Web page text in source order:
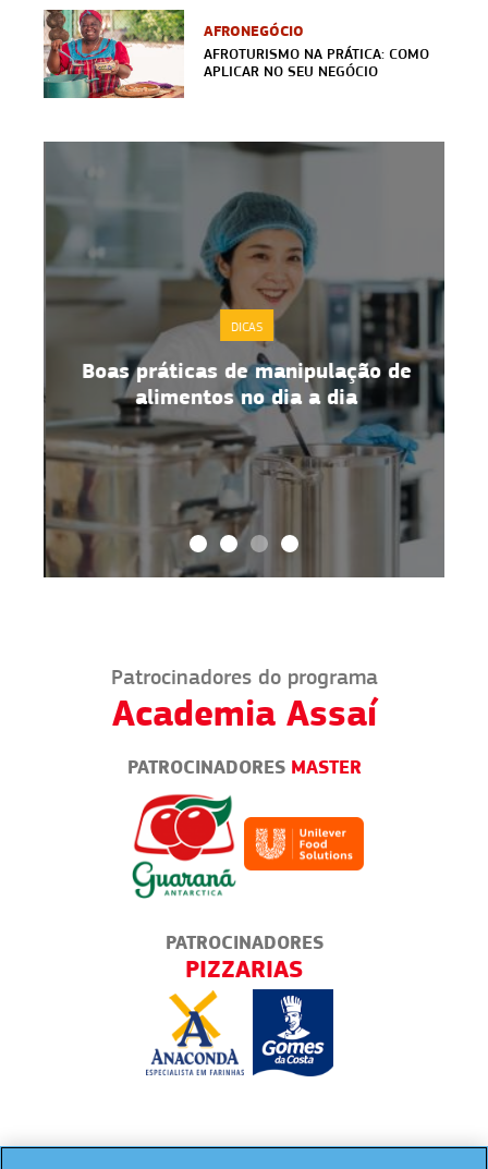
AFRONEGÓCIO
AFROTURISMO NA PRÁTICA: COMO
APLICAR NO SEU NEGÓCIO
DICAS
Boas práticas de manipulação de
alimentos no dia a dia
Patrocinadores do programa
Academia Assaí
PATROCINADORES MASTER
PATROCINADORES
AMBULANTES